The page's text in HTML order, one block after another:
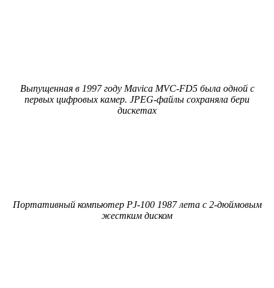
Выпущенная в 1997 году Mavica MVC-FD5 была одной с
первых цифровых камер. JPEG-файлы сохраняла бери
дискетах
Портативный компьютер PJ-100 1987 лета с 2-дюймовым
жестким диском